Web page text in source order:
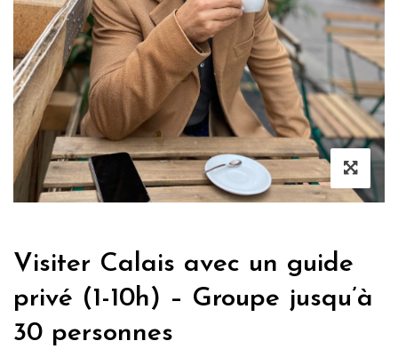
Visiter Calais avec un guide
privé (1-10h) – Groupe jusqu’à
30 personnes